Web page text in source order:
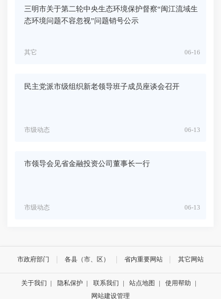
三明市关于第二轮中央生态环境保护督察“闽江流域生
态环境问题不容忽视”问题销号公示
06-16
其它
民主党派市级组织新老领导班子成员座谈会召开
06-13
市级动态
市领导会见省金融投资公司董事长一行
06-13
市级动态
市政府部门 各县（市、区） 省内重要网站 其它网站
关于我们 | 隐私保护 | 联系我们 | 站点地图 | 使用帮助
|
网站建设管理